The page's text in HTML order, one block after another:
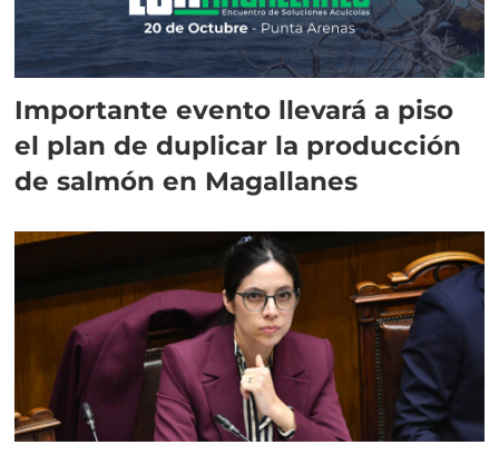
Importante evento llevará a piso
el plan de duplicar la producción
de salmón en Magallanes